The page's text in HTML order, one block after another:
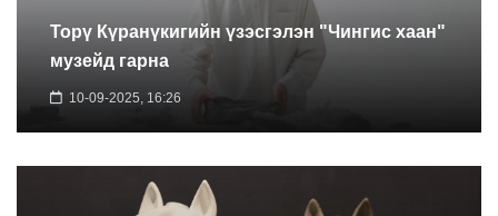
Торү Күранүкигийн үзэсгэлэн "Чингис хаан"
музейд гарна
10-09-2025, 16:26